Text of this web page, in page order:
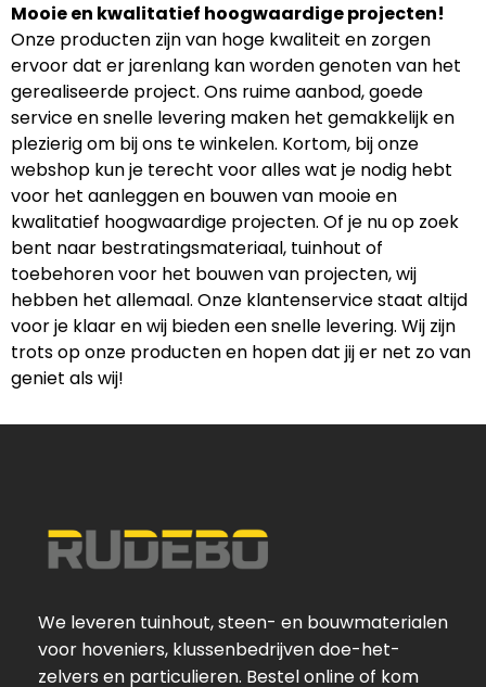
Mooie en kwalitatief hoogwaardige projecten!
Onze producten zijn van hoge kwaliteit en zorgen
ervoor dat er jarenlang kan worden genoten van het
gerealiseerde project. Ons ruime aanbod, goede
service en snelle levering maken het gemakkelijk en
plezierig om bij ons te winkelen. Kortom, bij onze
webshop kun je terecht voor alles wat je nodig hebt
voor het aanleggen en bouwen van mooie en
kwalitatief hoogwaardige projecten. Of je nu op zoek
bent naar bestratingsmateriaal, tuinhout of
toebehoren voor het bouwen van projecten, wij
hebben het allemaal. Onze klantenservice staat altijd
voor je klaar en wij bieden een snelle levering. Wij zijn
trots op onze producten en hopen dat jij er net zo van
geniet als wij!
We leveren tuinhout, steen- en bouwmaterialen
voor hoveniers, klussenbedrijven doe-het-
zelvers en particulieren. Bestel online of kom